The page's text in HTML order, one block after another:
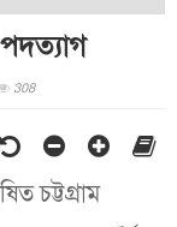
308
চট্টগ্রাম